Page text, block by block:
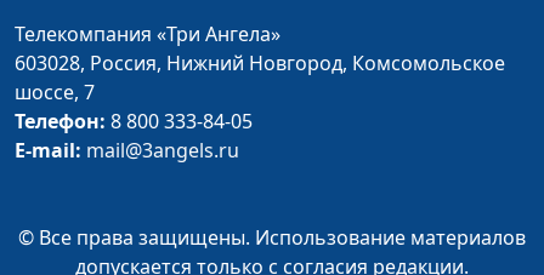
Благополучие другого
Павел Бондарев,
Победить Голиафа
Испытания и искушения
Юлия Синицына,
Телекомпания «Три Ангела»
603028, Россия, Нижний Новгород, Комсомольское
шоссе, 7
Телефон: 8 800 333-84-05
E-mail: mail@3angels.ru
© Все права защищены. Использование материалов
допускается только с согласия редакции.